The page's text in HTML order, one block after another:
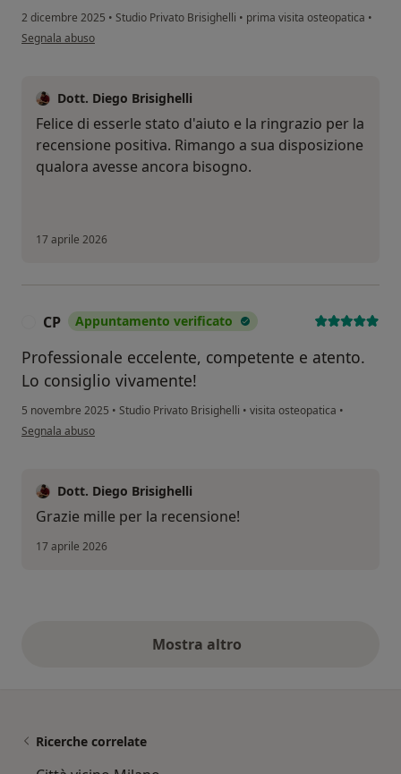
2 dicembre 2025 • Studio Privato Brisighelli • prima visita osteopatica •
secondo l'opinione dell'utente Lucrezia
Segnala abuso
Dott. Diego Brisighelli
Felice di esserle stato d'aiuto e la ringrazio per la
recensione positiva. Rimango a sua disposizione
qualora avesse ancora bisogno.
17 aprile 2026
CP Appuntamento verificato
Professionale eccelente, competente e atento.
Lo consiglio vivamente!
5 novembre 2025 • Studio Privato Brisighelli • visita osteopatica •
secondo l'opinione dell'utente CP
Segnala abuso
Dott. Diego Brisighelli
Grazie mille per la recensione!
17 aprile 2026
Mostra altroopinioni di cui sopra
Ricerche correlate